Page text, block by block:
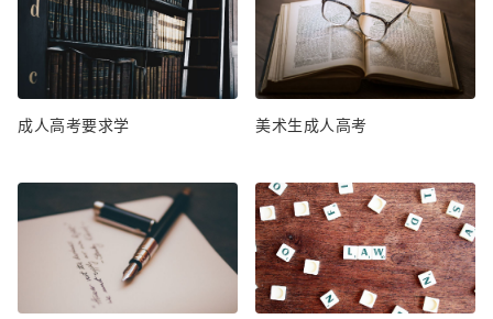
成人高考要求学 美术生成人高考